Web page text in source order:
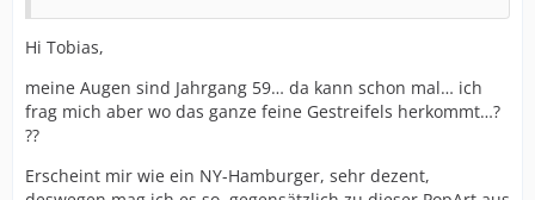
Hi Tobias,
meine Augen sind Jahrgang 59… da kann schon mal… ich
frag mich aber wo das ganze feine Gestreifels herkommt…?
??
Erscheint mir wie ein NY-Hamburger, sehr dezent,